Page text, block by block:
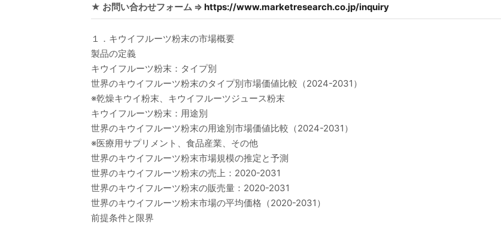
★ お問い合わせフォーム ⇒ https://www.marketresearch.co.jp/inquiry
１．キウイフルーツ粉末の市場概要
製品の定義
キウイフルーツ粉末：タイプ別
世界のキウイフルーツ粉末のタイプ別市場価値比較（2024-2031）
※乾燥キウイ粉末、キウイフルーツジュース粉末
キウイフルーツ粉末：用途別
世界のキウイフルーツ粉末の用途別市場価値比較（2024-2031）
※医療用サプリメント、食品産業、その他
世界のキウイフルーツ粉末市場規模の推定と予測
世界のキウイフルーツ粉末の売上：2020-2031
世界のキウイフルーツ粉末の販売量：2020-2031
世界のキウイフルーツ粉末市場の平均価格（2020-2031）
前提条件と限界